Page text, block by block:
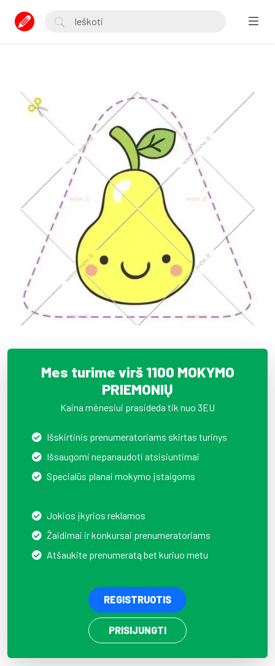
Mes turime virš 1100 MOKYMO
PRIEMONIŲ
Kaina mėnesiui prasideda tik nuo 3EU
Išskirtinis prenumeratoriams skirtas turinys
Išsaugomi nepanaudoti atsisiuntimai
Specialūs planai mokymo įstaigoms
Jokios įkyrios reklamos
Žaidimai ir konkursai prenumeratoriams
Atšaukite prenumeratą bet kuriuo metu
REGISTRUOTIS
PRISIJUNGTI